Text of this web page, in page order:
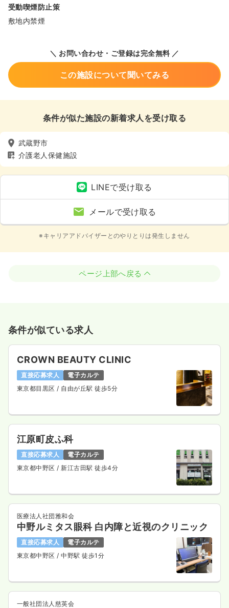
受動喫煙防止策
敷地内禁煙
＼ お問い合わせ・ご登録は完全無料 ／
この施設について聞いてみる
条件が似た施設の新着求人を受け取る
武蔵野市
介護老人保健施設
LINEで受け取る
メールで受け取る
※キャリアアドバイザーとのやりとりは発生しません
ページ上部へ戻る
条件が似ている求人
CROWN BEAUTY CLINIC
直接応募求人
電子カルテ
東京都目黒区/ 自由が丘駅 徒歩5分
江原町皮ふ科
直接応募求人
電子カルテ
東京都中野区/ 新江古田駅 徒歩4分
医療法人社団雅和会
中野ルミタス眼科 白内障と近視のクリニック
直接応募求人
電子カルテ
東京都中野区/ 中野駅 徒歩1分
一般社団法人慈英会